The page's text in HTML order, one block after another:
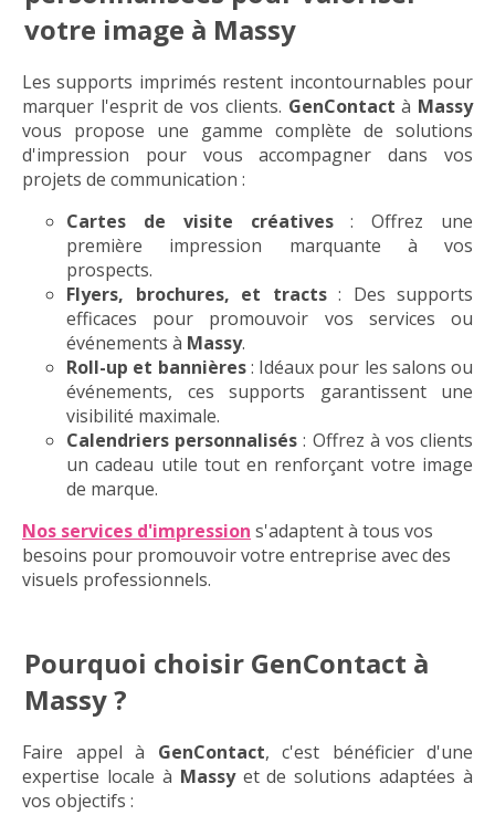
votre image à Massy
Les supports imprimés restent incontournables pour
marquer l'esprit de vos clients. GenContact à Massy
vous propose une gamme complète de solutions
d'impression pour vous accompagner dans vos
projets de communication :
Cartes de visite créatives: Offrez une
première impression marquante à vos
prospects.
Flyers, brochures, et tracts: Des supports
efficaces pour promouvoir vos services ou
événements à Massy.
Roll-up et bannières: Idéaux pour les salons ou
événements, ces supports garantissent une
visibilité maximale.
Calendriers personnalisés : Offrez à vos clients
un cadeau utile tout en renforçant votre image
de marque.
Nos services d'impression s'adaptent à tous vos
besoins pour promouvoir votre entreprise avec des
visuels professionnels.
Pourquoi choisir GenContact à
Massy ?
Faire appel à GenContact, c'est bénéficier d'une
expertise locale à Massyet de solutions adaptées à
vos objectifs :